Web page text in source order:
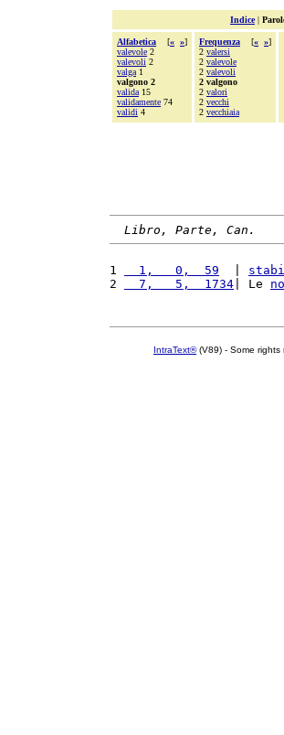
Indice|
Alfabetica [« »]
valevole 2
valevoli 2
valga 1
valgono 2
valida 15
validamente 74
validi 4
Frequenza [« »]
2 valersi
2 valevole
2 valevoli
2 valgono
2 valori
2 vecchi
2 vecchiaia
Libro, Parte, Can.
1
  1,   0,  59
2
  7,   5,  1734
| Le
IntraText®(V89) - Some rights